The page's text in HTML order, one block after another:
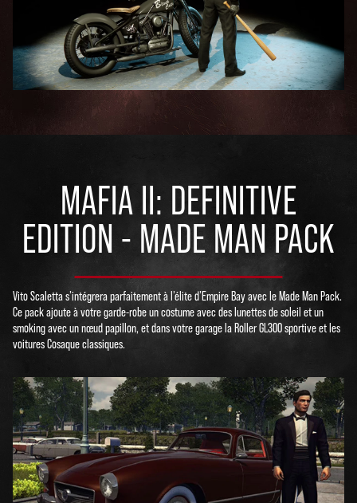
MAFIA II: DEFINITIVE
EDITION - MADE MAN PACK
Vito Scaletta s’intégrera parfaitement à l’élite d’Empire Bay avec le Made Man Pack.
Ce pack ajoute à votre garde-robe un costume avec des lunettes de soleil et un
smoking avec un nœud papillon, et dans votre garage la Roller GL300 sportive et les
voitures Cosaque classiques.